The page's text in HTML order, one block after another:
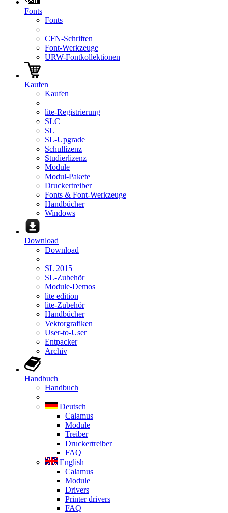
Fonts
Fonts
CFN-Schriften
Font-Werkzeuge
URW-Fontkollektionen
Kaufen
Kaufen
lite-Registrierung
SLC
SL
SL-Upgrade
Schullizenz
Studierlizenz
Module
Modul-Pakete
Druckertreiber
Fonts & Font-Werkzeuge
Handbücher
Windows
Download
Download
SL 2015
SL-Zubehör
Module-Demos
lite edition
lite-Zubehör
Handbücher
Vektorgrafiken
User-to-User
Entpacker
Archiv
Handbuch
Handbuch
Deutsch
Calamus
Module
Treiber
Druckertreiber
FAQ
English
Calamus
Module
Drivers
Printer drivers
FAQ